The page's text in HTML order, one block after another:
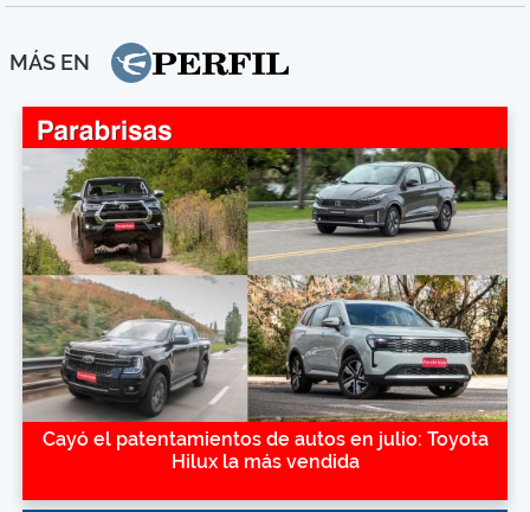
MÁS EN
Cayó el patentamientos de autos en julio: Toyota
Hilux la más vendida